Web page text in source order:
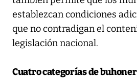
establezcan condiciones
que no contradigan el
legislación nacional.
Cuatro categorías de